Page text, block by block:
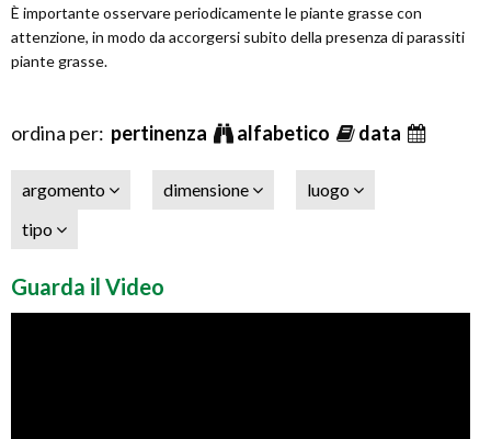
È importante osservare periodicamente le piante grasse con
attenzione, in modo da accorgersi subito della presenza di parassiti
piante grasse.
ordina per: pertinenza alfabetico data
argomento dimensione
luogo
tipo
Guarda il Video